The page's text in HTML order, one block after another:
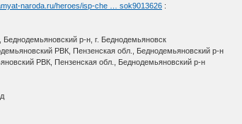
naroda.ru/heroes/isp-che … sok9013626 :
р-н, г. Беднодемьяновск
РВК, Пензенская обл., Беднодемьяновский р-н
РВК, Пензенская обл., Беднодемьяновский р-н